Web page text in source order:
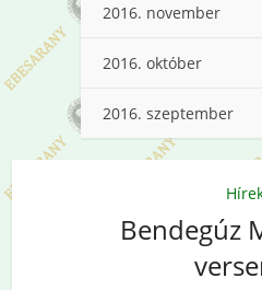
2016. november
2016. október
2016. szeptember
Bendegúz